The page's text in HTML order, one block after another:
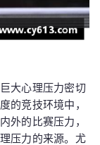
大心理压力密切
的竞技环境中，
外的比赛压力，
压力的来源。尤